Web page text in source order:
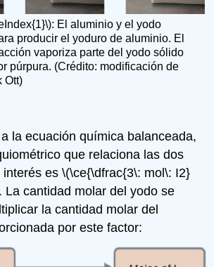
El aluminio y el yodo
producir el yoduro de aluminio. El
vaporiza parte del yodo sólido
púrpura. (Crédito: modificación de
Ott)
la ecuación química balanceada,
que relaciona las dos
es \(\ce{\dfrac{3\: mol\: I2}
La cantidad molar del yodo se
la cantidad molar del
por este factor: